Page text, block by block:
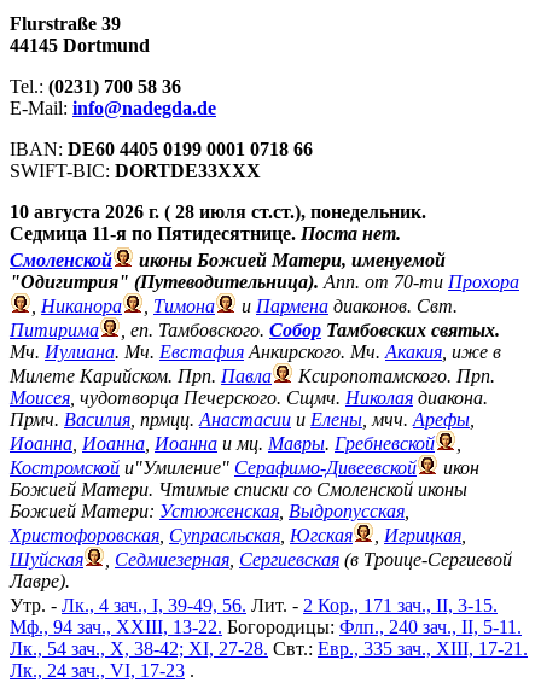
Flurstraße 39
44145 Dortmund
Tel.: (0231) 700 58 36
E-Mail: info@nadegda.de
IBAN: DE60 4405 0199 0001 0718 66
SWIFT-BIC: DORTDE33XXX
10 августа 2026 г. ( 28 июля ст.ст.), понедельник.
Седмица 11-я по Пятидесятнице. Поста нет.
Смоленской
иконы Божией Матери, именуемой
"Одигитрия" (Путеводительница). Апп. от 70-ти Прохора
Никанора Тимона и Пармена диаконов. Свт.
Питирима
, еп. Тамбовского. Собор Тамбовских святых.
Мч. Иулиана. Мч. Евстафия Анкирского. Мч. Акакия , иже в
Милете Карийском. Прп. Павла
Ксиропотамского. Прп.
Моисея , чудотворца Печерского. Сщмч. Николая диакона.
Прмч. Василия , прмцц. Анастасии и Елены , мчч. Арефы
Иоанна Иоанна Иоанна и мц. Мавры. Гребневской
Костромской и"Умиление" Серафимо-Дивеевской
икон
Божией Матери. Чтимые списки со Смоленской иконы
Божией Матери: Устюженская Выдропусская
Христофоровская Супрасльская Югская Игрицкая
Шуйская
Седмиезерная Сергиевская (в Троице-Сергиевой
Лавре).
Утр. - Лк., 4 зач., I, 39-49, 56. Лит. - 2 Кор., 171 зач., II, 3-15.
Мф., 94 зач., XXIII, 13-22. Богородицы: Флп., 240 зач., II, 5-11.
Лк., 54 зач., X, 38-42; XI, 27-28. Свт.: Евр., 335 зач., XIII, 17-21.
Лк., 24 зач., VI, 17-23 .